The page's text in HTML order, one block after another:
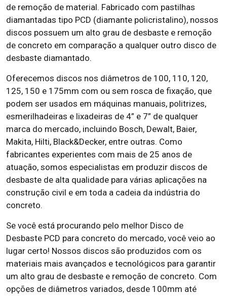
de remoção de material. Fabricado com pastilhas
diamantadas tipo PCD (diamante policristalino), nossos
discos possuem um alto grau de desbaste e remoção
de concreto em comparação a qualquer outro disco de
desbaste diamantado.
Oferecemos discos nos diâmetros de 100, 110, 120,
125, 150 e 175mm com ou sem rosca de fixação, que
podem ser usados em máquinas manuais, politrizes,
esmerilhadeiras e lixadeiras de 4” e 7” de qualquer
marca do mercado, incluindo Bosch, Dewalt, Baier,
Makita, Hilti, Black&Decker, entre outras. Como
fabricantes experientes com mais de 25 anos de
atuação, somos especialistas em produzir discos de
desbaste de alta qualidade para várias aplicações na
construção civil e em toda a cadeia da indústria do
concreto.
Se você está procurando pelo melhor Disco de
Desbaste PCD para concreto do mercado, você veio ao
lugar certo! Nossos discos são produzidos com os
materiais mais avançados e tecnológicos para garantir
um alto grau de desbaste e remoção de concreto. Com
opções de diâmetros variados, desde 100mm até